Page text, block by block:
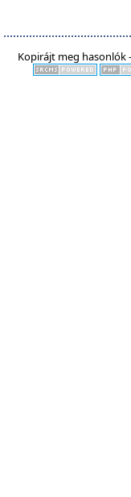
Kopirájt meg hasonlók